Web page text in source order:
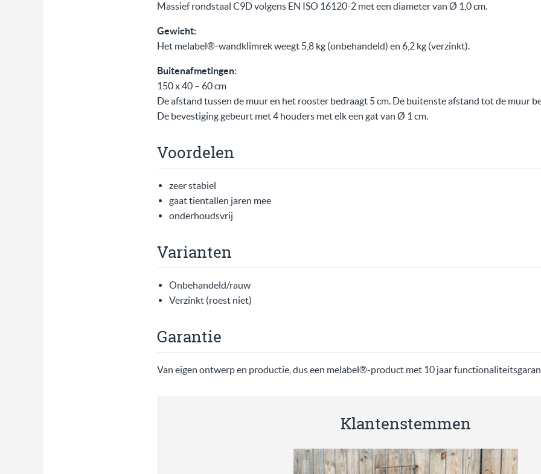
Massief rondstaal C9D volgens EN ISO 16120-2 met een diameter van Ø 1,0 cm.
Gewicht:
Het melabel®-wandklimrek weegt 5,8 kg (onbehandeld) en 6,2 kg (verzinkt).
Buitenafmetingen:
150 x 40 – 60 cm
De afstand tussen de muur en het rooster bedraagt 5 cm. De buitenste afstand tot de muur
De bevestiging gebeurt met 4 houders met elk een gat van Ø 1 cm.
Voordelen
zeer stabiel
gaat tientallen jaren mee
onderhoudsvrij
Varianten
Onbehandeld/rauw
Verzinkt (roest niet)
Garantie
Van eigen ontwerp en productie, dus een melabel®-product met 10 jaar
Klantenstemmen